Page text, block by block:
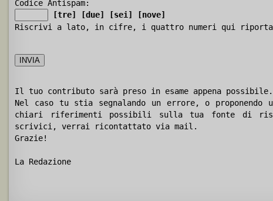
Codice Antispam:
[tre]
[due] [sei]
[nove]
Riscrivi a lato, in cifre, i quattro numeri qui
Il tuo contributo sarà preso in esame appena possibile.
Nel caso tu stia segnalando un errore, o
chiari riferimenti possibili sulla tua fonte di
scrivici, verrai ricontattato via mail.
Grazie!
La Redazione